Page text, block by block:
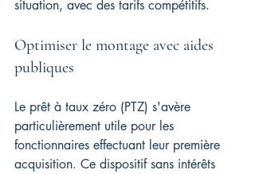
situation, avec des tarifs compétitifs.
Optimiser le montage avec aides
publiques
Le prêt à taux zéro (PTZ) s'avère
particulièrement utile pour les
fonctionnaires effectuant leur première
acquisition. Ce dispositif sans intérêts